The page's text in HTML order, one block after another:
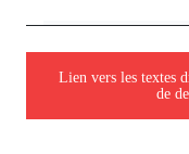
Lien vers les textes
de